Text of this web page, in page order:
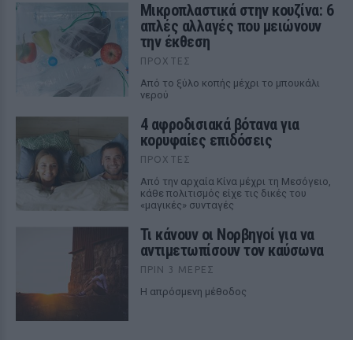
Μικροπλαστικά στην κουζίνα: 6
απλές αλλαγές που μειώνουν
την έκθεση
ΠΡΟΧΤΈΣ
Από το ξύλο κοπής μέχρι το μπουκάλι
νερού
4 αφροδισιακά βότανα για
κορυφαίες επιδόσεις
ΠΡΟΧΤΈΣ
Από την αρχαία Κίνα μέχρι τη Μεσόγειο,
κάθε πολιτισμός είχε τις δικές του
«μαγικές» συνταγές
Τι κάνουν οι Νορβηγοί για να
αντιμετωπίσουν τον καύσωνα
ΠΡΙΝ 3 ΜΈΡΕΣ
Η απρόσμενη μέθοδος